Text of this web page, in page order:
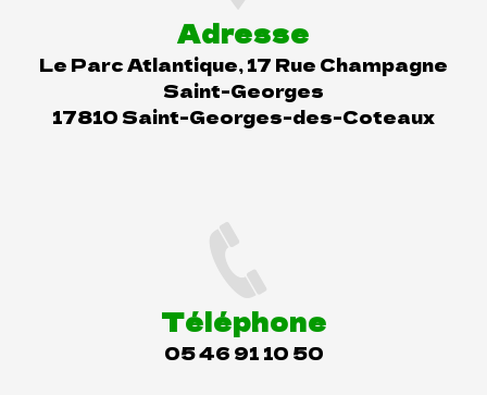
Adresse
Le Parc Atlantique, 17 Rue Champagne
Saint-Georges
17810 Saint-Georges-des-Coteaux
Téléphone
05 46 91 10 50